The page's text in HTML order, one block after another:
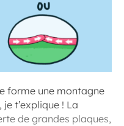
forme une montagne
t’explique ! La
de grandes plaques,